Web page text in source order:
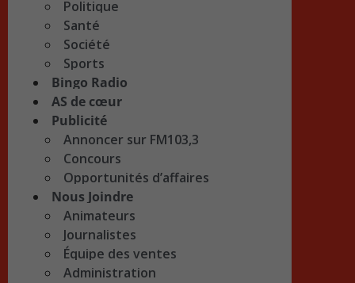
Politique
Santé
Société
Sports
Bingo Radio
AS de cœur
Publicité
Annoncer sur FM103,3
Concours
Opportunités d’affaires
Nous Joindre
Animateurs
Journalistes
Équipe des ventes
Administration